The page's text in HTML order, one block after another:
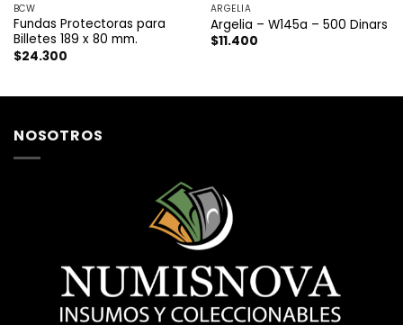
BCW
Fundas Protectoras para
Billetes 189 x 80 mm.
$24.300
ARGELIA
Argelia – W145a – 500 Dinars
$11.400
NOSOTROS